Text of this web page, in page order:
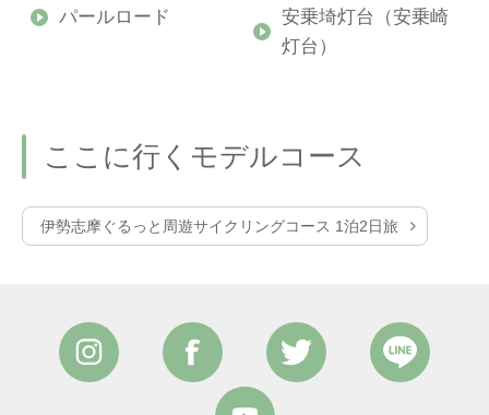
パールロード
安乗埼灯台（安乗崎
灯台）
ここに行くモデルコース
伊勢志摩ぐるっと周遊サイクリングコース 1泊2日旅